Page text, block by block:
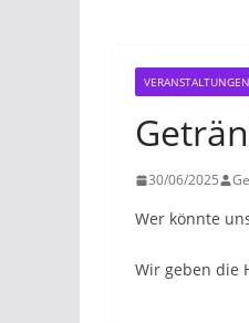
VERANSTALTUNGEN
30/06/2025
Wer könnte
Wir geben die